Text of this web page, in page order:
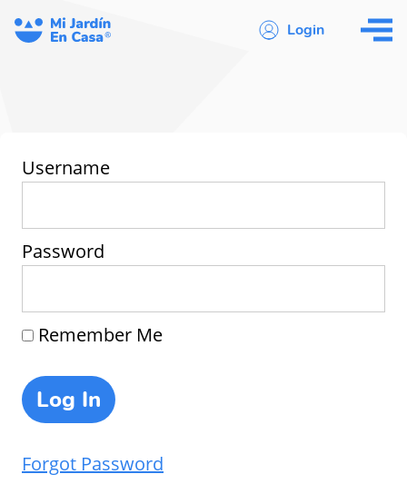
Login
Username
Password
Remember Me
Forgot Password